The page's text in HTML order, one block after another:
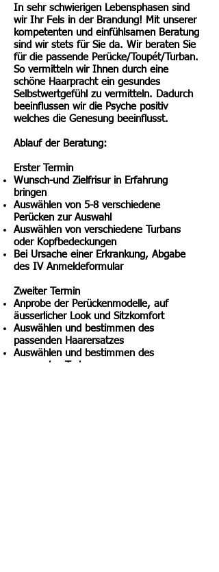
In sehr schwierigen Lebensphasen sind
wir Ihr Fels in der Brandung! Mit unserer
kompetenten und einfühlsamen Beratung
sind wir stets für Sie da. Wir beraten Sie
für die passende Perücke/Toupét/Turban.
So vermitteln wir Ihnen durch eine
schöne Haarpracht ein gesundes
Selbstwertgefühl zu vermitteln. Dadurch
beeinflussen wir die Psyche positiv
welches die Genesung beeinflusst.
Ablauf der Beratung:
Erster Termin
Wunsch-und Zielfrisur in Erfahrung
bringen
Auswählen von 5-8 verschiedene
Perücken zur Auswahl
Auswählen von verschiedene Turbans
oder Kopfbedeckungen
Bei Ursache einer Erkrankung, Abgabe
des IV Anmeldeformular
Zweiter Termin
Anprobe der Perückenmodelle, auf
äusserlicher Look und Sitzkomfort
Auswählen und bestimmen des
passenden Haarersatzes
Auswählen und bestimmen des
passenden Turbans